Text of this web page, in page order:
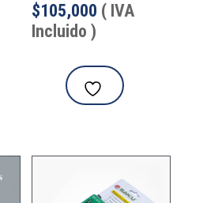
$105,000 ( IVA
Incluido )